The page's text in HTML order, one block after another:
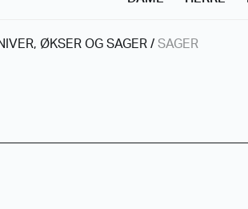
ØKSER OG SAGER / SAGER